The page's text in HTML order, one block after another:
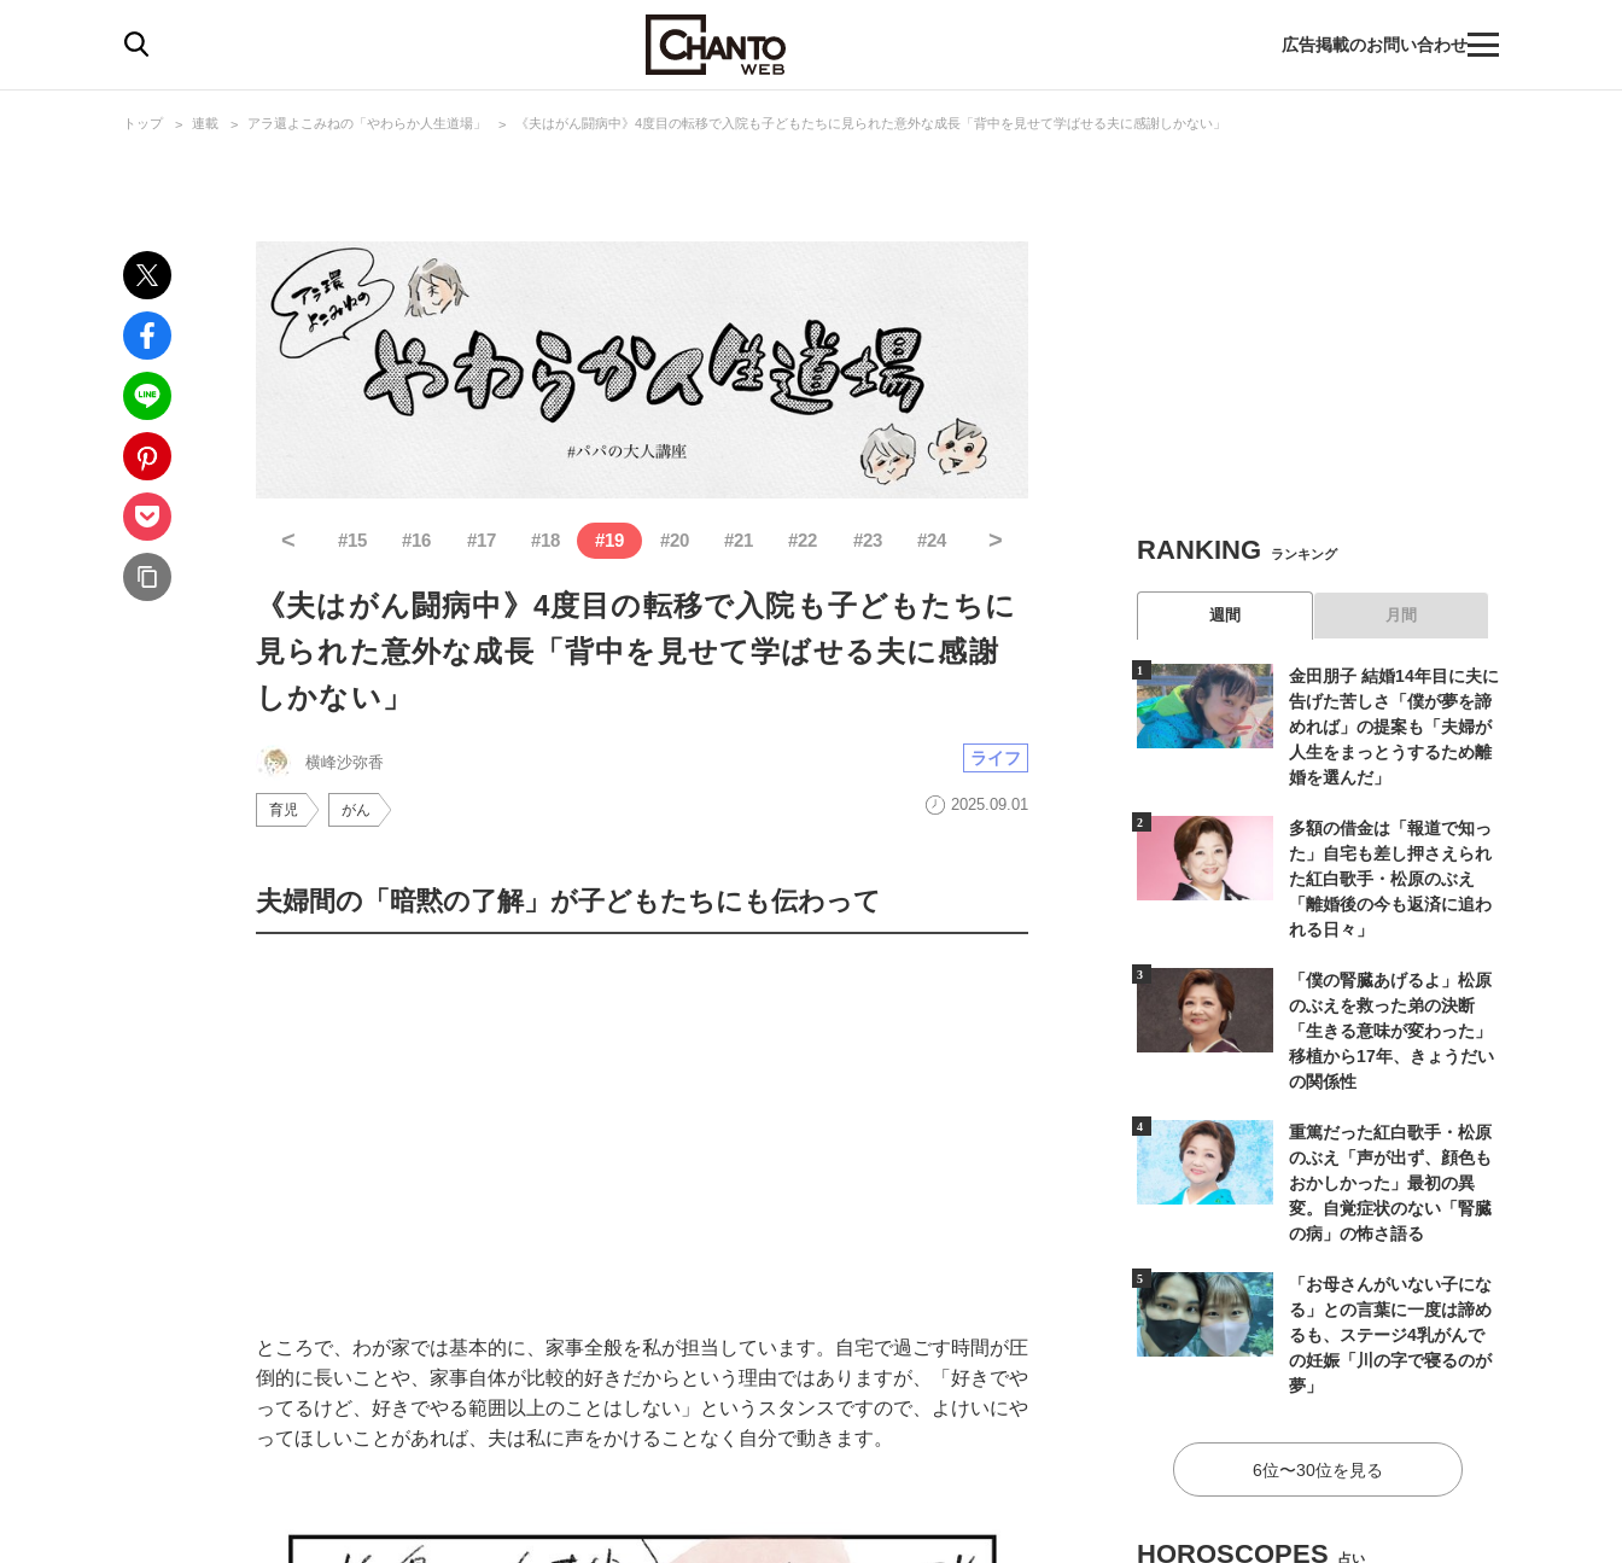
広告掲載のお問い合わせ
トップ 連載 アラ還よこみねの「やわらか人生道場」 《夫はがん闘病中》4度目の転移で入院も子どもたちに見られた意外な成長「背中を見せて学ばせる夫に感謝しかない」
< #15 #16 #17 #18 #19 #20 #21 #22 #23 #24 >
《夫はがん闘病中》4度目の転移で入院も子どもたちに
見られた意外な成長「背中を見せて学ばせる夫に感謝
しかない」
横峰沙弥香 ライフ
育児 がん 2025.09.01
夫婦間の「暗黙の了解」が子どもたちにも伝わって
ところで、わが家では基本的に、家事全般を私が担当しています。自宅で過ごす時間が圧
倒的に長いことや、家事自体が比較的好きだからという理由ではありますが、「好きでや
ってるけど、好きでやる範囲以上のことはしない」というスタンスですので、よけいにや
ってほしいことがあれば、夫は私に声をかけることなく自分で動きます。
RANKING ランキング
週間 月間
金田朋子 結婚14年目に夫に
告げた苦しさ「僕が夢を諦
めれば」の提案も「夫婦が
人生をまっとうするため離
婚を選んだ」
多額の借金は「報道で知っ
た」自宅も差し押さえられ
た紅白歌手・松原のぶえ
「離婚後の今も返済に追わ
れる日々」
「僕の腎臓あげるよ」松原
のぶえを救った弟の決断
「生きる意味が変わった」
移植から17年、きょうだい
の関係性
重篤だった紅白歌手・松原
のぶえ「声が出ず、顔色も
おかしかった」最初の異
変。自覚症状のない「腎臓
の病」の怖さ語る
「お母さんがいない子にな
る」との言葉に一度は諦め
るも、ステージ4乳がんで
の妊娠「川の字で寝るのが
夢」
6位〜30位を見る
HOROSCOPES 占い